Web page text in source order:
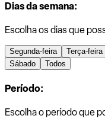
Dias da semana:
Escolha os dias que
Segunda-feira Terça-feira
Sábado
Todos
Período:
Escolha o período que